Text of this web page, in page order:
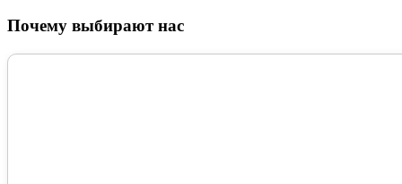
Почему выбирают нас